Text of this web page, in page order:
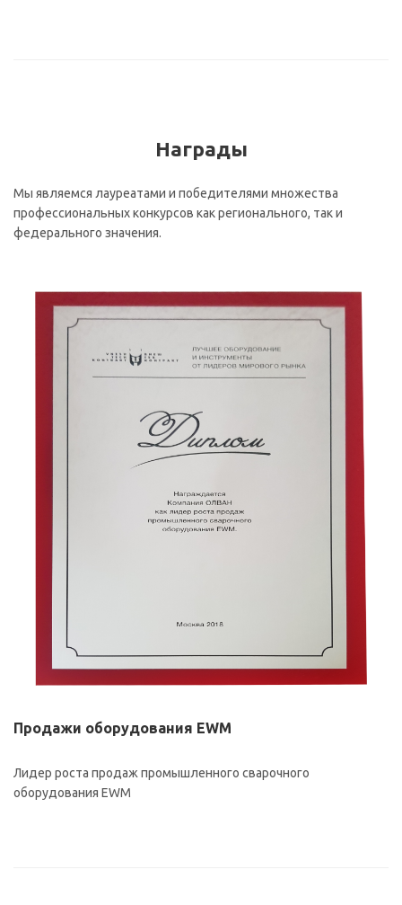
Награды
Мы являемся лауреатами и победителями множества
профессиональных конкурсов как регионального, так и
федерального значения.
Продажи оборудования EWM
Лидер роста продаж промышленного сварочного
оборудования EWM